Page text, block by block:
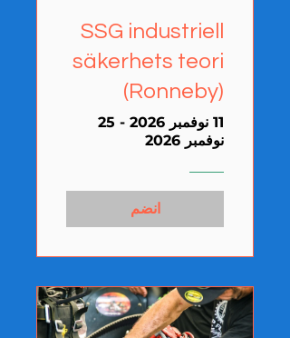
SSG industriell
säkerhets teori
(Ronneby)
11 نوفمبر 2026 - 25
نوفمبر 2026
انضم